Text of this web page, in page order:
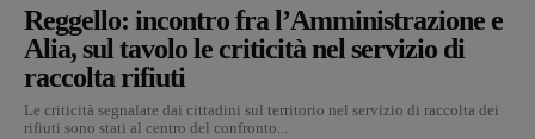
Reggello: incontro fra l’Amministrazione e
Alia, sul tavolo le criticità nel servizio di
raccolta rifiuti
Le criticità segnalate dai cittadini sul territorio nel servizio di raccolta dei
rifiuti sono stati al centro del confronto...